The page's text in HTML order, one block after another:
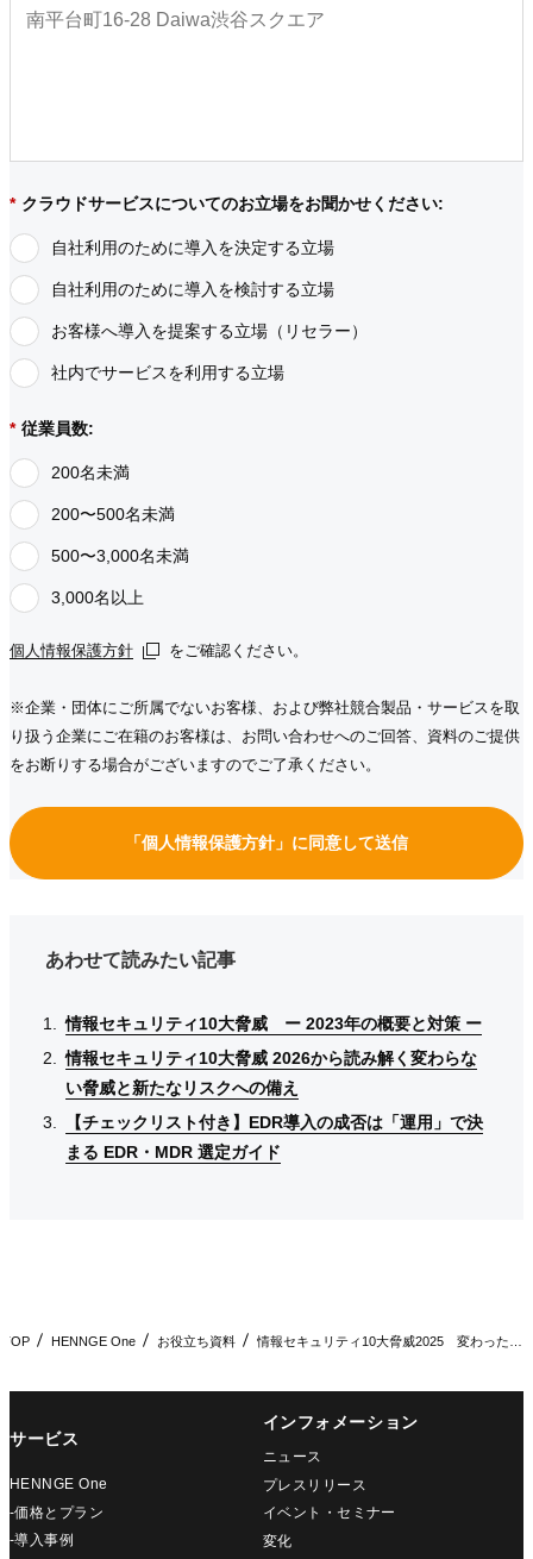
* クラウドサービスについてのお立場をお聞かせください:
自社利用のために導入を決定する立場
自社利用のために導入を検討する立場
お客様へ導入を提案する立場（リセラー）
社内でサービスを利用する立場
* 従業員数:
200名未満
200〜500名未満
500〜3,000名未満
3,000名以上
個人情報保護方針
個人情報保護方針
個人情報保護方針 をご確認ください。
※企業・団体にご所属でないお客様、および弊社競合製品・サービスを取
り扱う企業にご在籍のお客様は、お問い合わせへのご回答、資料のご提供
をお断りする場合がございますのでご了承ください。
「個人情報保護方針」に同意して送信
あわせて読みたい記事
情報セキュリティ10大脅威 ー 2023年の概要と対策 ー
情報セキュリティ10大脅威 ー 2023年の概要と対策 ー
情報セキュリティ10大脅威 ー 2023年の概要と対策 ー
情報セキュリティ10大脅威 2026から読み解く変わらな
い脅威と新たなリスクへの備え
情報セキュリティ10大脅威 2026から読み解く変わらな
い脅威と新たなリスクへの備え
情報セキュリティ10大脅威 2026から読み解く変わらな
い脅威と新たなリスクへの備え
【チェックリスト付き】EDR導入の成否は「運用」で決
まる EDR・MDR 選定ガイド
【チェックリスト付き】EDR導入の成否は「運用」で決
まる EDR・MDR 選定ガイド
【チェックリスト付き】EDR導入の成否は「運用」で決
まる EDR・MDR 選定ガイド
TOP HENNGE One お役立ち資料
サービス
HENNGE One
-価格とプラン
-導入事例
インフォメーション
ニュース
プレスリリース
イベント・セミナー
変化